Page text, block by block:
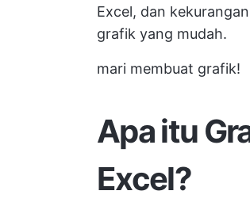
Excel, dan
grafik yang mudah.
mari membuat grafik!
Apa itu
Excel?